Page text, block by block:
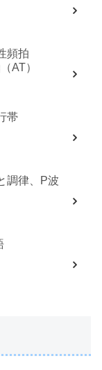
頻拍
AT）
帯
調律、P波